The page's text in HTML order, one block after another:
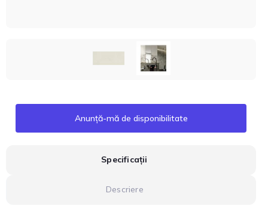
Anunță-mă de disponibilitate
Specificații
Descriere